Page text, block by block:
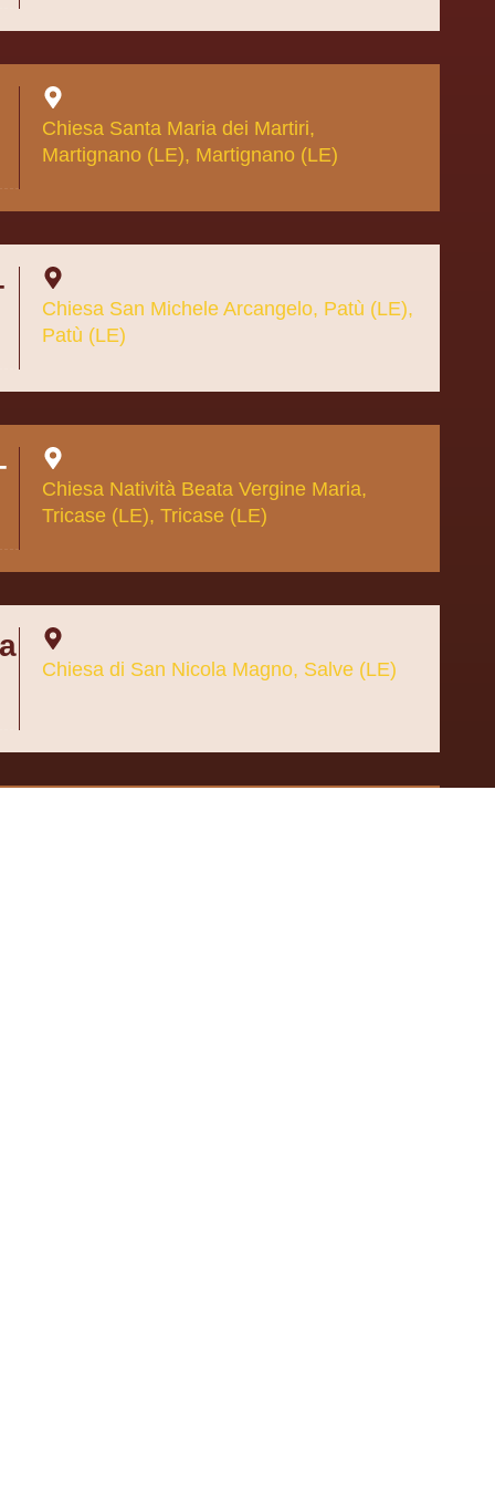
Chiesa Santa Maria dei Martiri,
Martignano (LE), Martignano (LE)
Chiesa San Michele Arcangelo, Patù (LE),
Patù (LE)
Chiesa Natività Beata Vergine Maria,
Tricase (LE), Tricase (LE)
Chiesa di San Nicola Magno, Salve (LE)